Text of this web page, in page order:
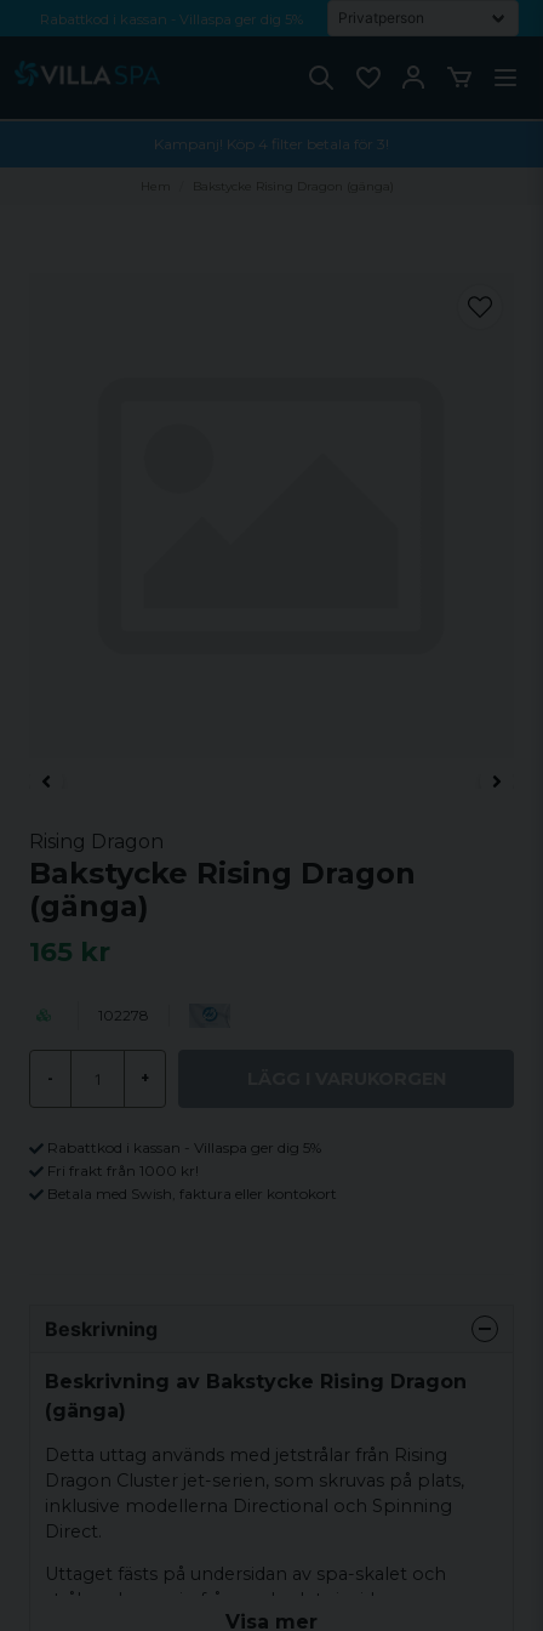
Rabattkod i kassan - Villaspa ger dig 5%
Kampanj! Köp 4 filter betala för 3!
Hem Bakstycke Rising Dragon (gänga)
Rising Dragon
Bakstycke Rising Dragon
(gänga)
165 kr
102278
- +
Rabattkod i kassan - Villaspa ger dig 5%
Fri frakt från 1000 kr!
Betala med Swish, faktura eller kontokort
Beskrivning
Beskrivning av Bakstycke Rising Dragon
(gänga)
Detta uttag används med jetstrålar från Rising
Dragon Cluster jet-serien, som skruvas på plats,
inklusive modellerna Directional och Spinning
Direct.
Uttaget fästs på undersidan av spa-skalet och
strålen skruvas in från spabadets insida.
Fästmuttern och packningen levereras med
Visa mer